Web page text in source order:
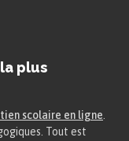
plus
scolaire en ligne
Tout est